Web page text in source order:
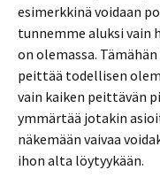
esimerkkinä voidaan
tunnemme aluksi vain
on olemassa.
peittää todellisen
vain kaiken peittävän
ymmärtää jotakin
näkemään vaivaa
ihon alta löytyykään.